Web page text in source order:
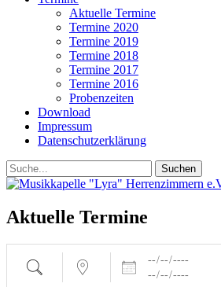
Aktuelle Termine
Termine 2020
Termine 2019
Termine 2018
Termine 2017
Termine 2016
Probenzeiten
Download
Impressum
Datenschutzerklärung
Suchen
Suchen
nach:
Aktuelle Termine
Suche Nahe... Daten